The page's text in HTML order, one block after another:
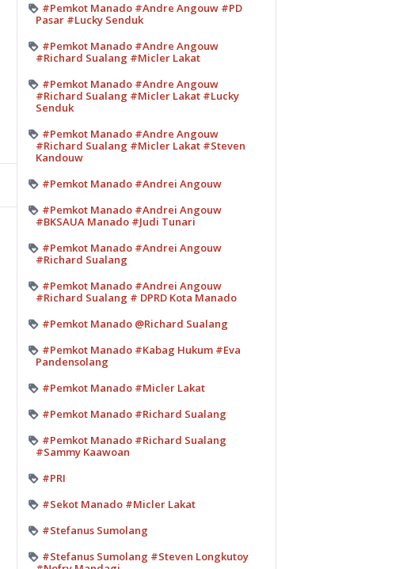
#Pemkot Manado #Andre Angouw #PD
Pasar #Lucky Senduk
#Pemkot Manado #Andre Angouw
#Richard Sualang #Micler Lakat
#Pemkot Manado #Andre Angouw
#Richard Sualang #Micler Lakat #Lucky
Senduk
#Pemkot Manado #Andre Angouw
#Richard Sualang #Micler Lakat #Steven
Kandouw
#Pemkot Manado #Andrei Angouw
#Pemkot Manado #Andrei Angouw
#BKSAUA Manado #Judi Tunari
#Pemkot Manado #Andrei Angouw
#Richard Sualang
#Pemkot Manado #Andrei Angouw
#Richard Sualang # DPRD Kota Manado
#Pemkot Manado @Richard Sualang
#Pemkot Manado #Kabag Hukum #Eva
Pandensolang
#Pemkot Manado #Micler Lakat
#Pemkot Manado #Richard Sualang
#Pemkot Manado #Richard Sualang
#Sammy Kaawoan
#PRI
#Sekot Manado #Micler Lakat
#Stefanus Sumolang
#Stefanus Sumolang #Steven Longkutoy